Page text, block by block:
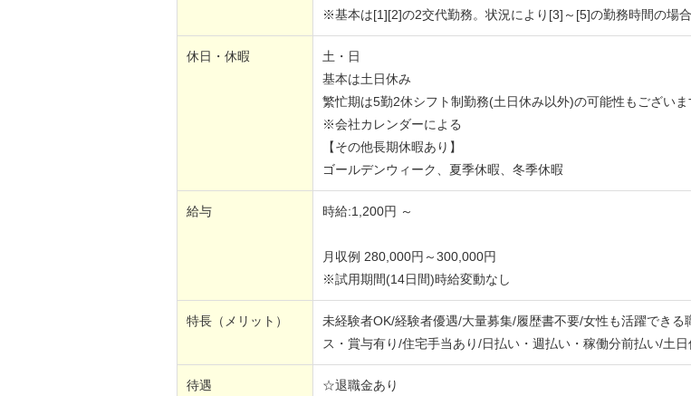
※基本は[1][2]の2交代勤務。状況により[3]～[5]の勤務時間の場
休日・休暇
土・日
基本は土日休み
繁忙期は5勤2休シフト制勤務(土日休み以外)の可能性もございま
※会社カレンダーによる
【その他長期休暇あり】
ゴールデンウィーク、夏季休暇、冬季休暇
給与 時給:1,200円 ～
月収例 280,000円～300,000円
※試用期間(14日間)時給変動なし
特長（メリット）
未経験者OK/経験者優遇/大量募集/履歴書不要/女性も活躍でき
ス・賞与有り/住宅手当あり/日払い・週払い・稼働分前払い/土
待遇
☆退職金あり